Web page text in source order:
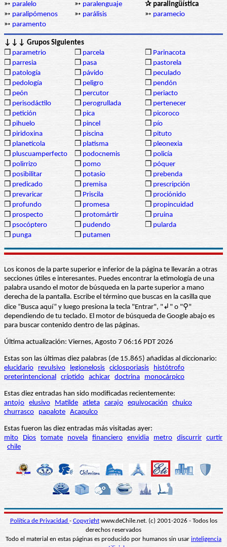
➳ paralelo ➳ paralenguaje
✰ paralingüística
➳ paralipómenos ➳ parálisis ➳ paramecio
➳ paramento
↓↓↓ Grupos Siguientes
❒ parametrio ❒ parcela ❒ Parinacota
❒ parresia ❒ pasa ❒ pastorela
❒ patología ❒ pávido ❒ peculado
❒ pedología ❒ peligro ❒ pendón
❒ peón ❒ percutor ❒ periacto
❒ perisodáctilo ❒ perogrullada ❒ pertenecer
❒ petición ❒ pica ❒ picoroco
❒ pihuelo ❒ pincel ❒ pío
❒ piridoxina ❒ piscina ❒ pituto
❒ planetícola ❒ platisma ❒ pleonexia
❒ pluscuamperfecto ❒ podocnemis ❒ policía
❒ polirrizo ❒ pomo ❒ póquer
❒ posibilitar ❒ potasio ❒ prebenda
❒ predicado ❒ premisa ❒ prescripción
❒ prevaricar ❒ Priscila ❒ prociónido
❒ profundo ❒ promesa ❒ propincuidad
❒ prospecto ❒ protomártir ❒ pruina
❒ psocóptero ❒ pudendo ❒ pularda
❒ punga ❒ putamen
Los iconos de la parte superior e inferior de la página te llevarán a otras
secciones útiles e interesantes. Puedes encontrar la etimología de una
palabra usando el motor de búsqueda en la parte superior a mano
derecha de la pantalla. Escribe el término que buscas en la casilla que
dice “Busca aquí” y luego presiona la tecla "Entrar", "↲" o "⚲"
dependiendo de tu teclado. El motor de búsqueda de Google abajo es
para buscar contenido dentro de las páginas.
Última actualización: Viernes, Agosto 7 06:16 PDT 2026
Estas son las últimas diez palabras (de 15.865) añadidas al diccionario:
elucidario
revulsivo legionelosis ciclosporiasis
histótrofo
preterintencional críptido achicar doctrina monocárpico
Estas diez entradas han sido modificadas recientemente:
antojo elusivo Matilde atleta carajo equivocación
chuico
churrasco
papalote Acapulco
Estas fueron las diez entradas más visitadas ayer:
mito
Dios tomate novela financiero envidia metro discurrir curtir
chile
Política de Privacidad - Copyrightwww.deChile.net. (c) 2001-2026 - Todos los
derechos reservados
Todo el material en estas páginas es producido por humanos sin usar inteligencia